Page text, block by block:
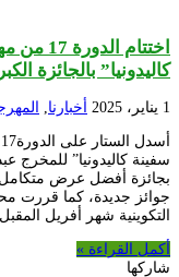
اختتام
كاليدونيا” بالجائزة
1 يناير، 2025 أخبارنا
سفينة كاليدونيا” للمخرج
بجائزة أفضل عرض
جوائز جديدة، كما قررت
التكوينية شهر أفريل
أكمل القراءة »
شاركها